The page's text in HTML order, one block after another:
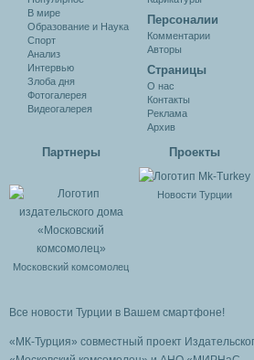
В мире
Образование и Наука
Спорт
Анализ
Интервью
Злоба дня
Фотогалерея
Видеогалерея
Персоналии
Комментарии
Авторы
Cтраницы
О нас
Контакты
Реклама
Архив
Партнеры
Московский комсомолец
Проекты
Новости Турции
Все новости Турции в Вашем смартфоне!
«МК-Турция» совместный проект